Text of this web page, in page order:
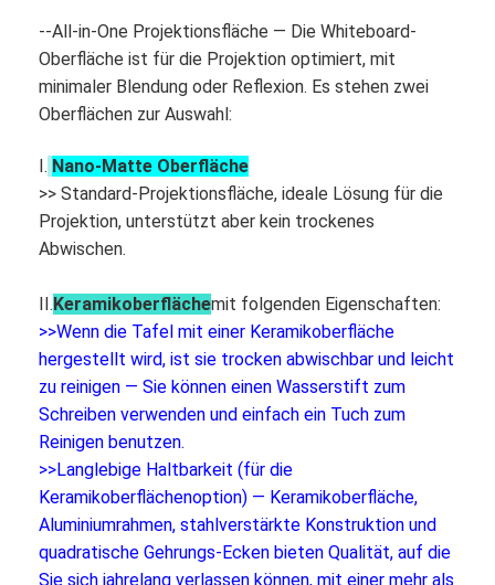
Blog
Wir Reden Jetzt.
Iboard wechselwirkendes Whiteboard
wechselwirkendes whiteboard ir
Wechselwirkender Flachbildschirm
Wechselwirkender Touch Screen Monitor
intelligentes Brett lcd
LED wechselwirkendes Whiteboard
Wechselwirkender Touch Screen Whiteboard
alle in einem wechselwirkenden whiteboard
--All-in-One Projektionsfläche — Die Whiteboard-
Oberfläche ist für die Projektion optimiert, mit
minimaler Blendung oder Reflexion. Es stehen zwei
Oberflächen zur Auswahl:
I. Nano-Matte Oberfläche
>> Standard-Projektionsfläche, ideale Lösung für die
Projektion, unterstützt aber kein trockenes
Abwischen.
II. Keramikoberflächemit folgenden Eigenschaften:
>>Wenn die Tafel mit einer Keramikoberfläche
hergestellt wird, ist sie trocken abwischbar und leicht
zu reinigen — Sie können einen Wasserstift zum
Schreiben verwenden und einfach ein Tuch zum
Reinigen benutzen.
>>Langlebige Haltbarkeit (für die
Keramikoberflächenoption) — Keramikoberfläche,
Aluminiumrahmen, stahlverstärkte Konstruktion und
quadratische Gehrungs-Ecken bieten Qualität, auf die
Sie sich jahrelang verlassen können, mit einer mehr als